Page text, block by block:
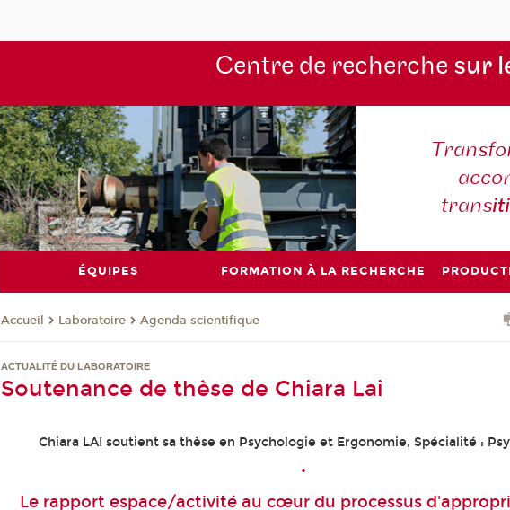
Centre de recherche sur
trans
ÉQUIPES FORMATION À LA RECHERCHE
Accueil Laboratoire Agenda scientifique
ACTUALITÉ DU LABORATOIRE
Soutenance de thèse de Chiara Lai
Chiara LAI soutient sa thèse en Psychologie et Ergonomie, Spécialité :
•
Le rapport espace/activité au cœur du processus